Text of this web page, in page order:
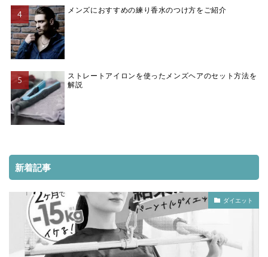
メンズにおすすめの練り香水のつけ方をご紹介
ストレートアイロンを使ったメンズヘアのセット方法を
解説
新着記事
ダイエット